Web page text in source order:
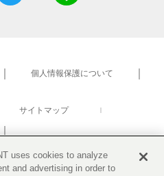
個人情報保護について
サイトマップ
uses cookies to analyze
and advertising in order to